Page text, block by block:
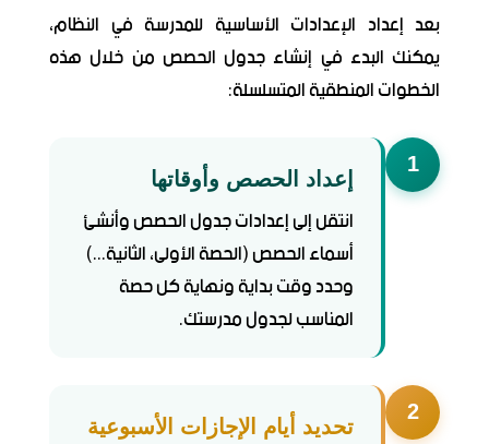
بعد إعداد الإعدادات الأساسية للمدرسة في النظام،
يمكنك البدء في إنشاء جدول الحصص من خلال هذه
الخطوات المنطقية المتسلسلة:
1
إعداد الحصص وأوقاتها
انتقل إلى إعدادات جدول الحصص وأنشئ
أسماء الحصص (الحصة الأولى، الثانية...)
وحدد وقت بداية ونهاية كل حصة
المناسب لجدول مدرستك.
2
تحديد أيام الإجازات الأسبوعية